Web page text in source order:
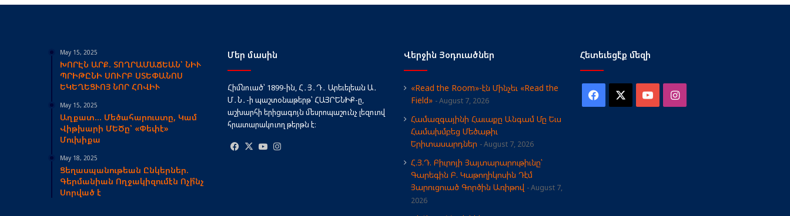
May 15, 2025
ԽՈՐԷՆ ԱՐՔ. ՏՈՂՐԱՄԱՃԵԱՆ՝ ՆԻՒ
ՊՐԻԹԸՆԻ ՍՈՒՐԲ ՍՏԵՓԱՆՈՍ
ԵԿԵՂԵՑՒՈՅ ՆՈՐ ՀՈՎԻՒ
May 15, 2025
Աղքատ… Մեծահարուստը, Կամ
Վիթխարի ՄԵԾը՝ «Փեփէ»
Մուխիքա
May 18, 2025
Ցեղասպանութեան Ընկերներ.
Գերմանիան Ողջակիզումէն Ոչի՞նչ
Սորված է
Մեր մասին
Հիմնուած՝ 1899-ին, Հ․Յ․Դ․ Արեւելեան Ա․
Մ․Ն․-ի պաշտօնաթերթ՝ ՀԱՅՐԵՆԻՔ-ը,
աշխարհի երիցագոյն մեսրոպաշունչ լեզուով
հրատարակուող թերթն է։
Facebook
X YouTube
Վերջին Յօդուածներ
«Read the Room»-էն Մինչեւ «Read the
Field»
August 7, 2026
Համազգայինի Հաւաքը Անգամ Մը Եւս
Համախմբեց Մեծաթիւ
Երիտասարդներ
August 7, 2026
Հ.Յ.Դ. Բիւրոյի Յայտարարութիւնը՝
Գարեգին Բ. Կաթողիկոսին Դէմ
Յարուցուած Գործին Առիթով
August 7,
2026
Հետեւեցէ՛ք մեզի
Facebook YouTubeInstagram